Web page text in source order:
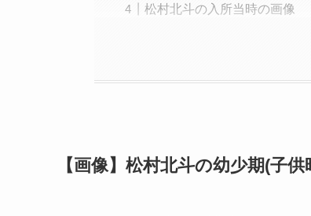
松村北斗の入所当時の画像
【画像】松村北斗の幼少期(子